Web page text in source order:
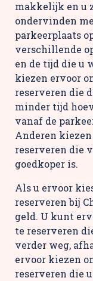
makkelijk en u
ondervinden
parkeerplaats
verschillende
en de tijd die u
kiezen ervoor
reserveren die
minder tijd
vanaf de
Anderen
reserveren die
goedkoper is.
Als u ervoor
reserveren bij
geld. U kunt
te reserveren
verder weg,
ervoor kiezen
reserveren die